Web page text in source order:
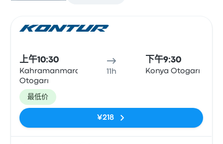
上午10:30
Kahramanmaraş
Otogarı
11h
下午9:30
Konya Otogarı
最低价
¥218